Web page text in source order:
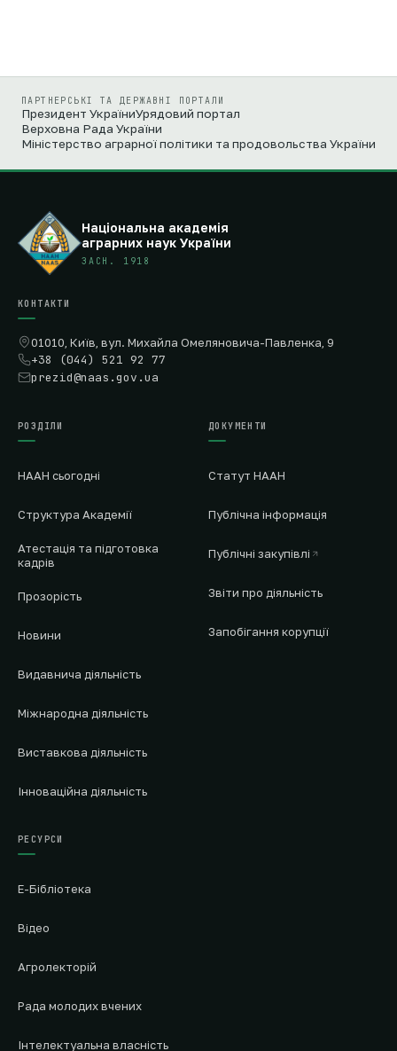
ПАРТНЕРСЬКІ ТА ДЕРЖАВНІ ПОРТАЛИ
Президент УкраїниУрядовий портал
Верховна Рада України
Міністерство аграрної політики та продовольства України
Національна академія
аграрних наук України
ЗАСН. 1918
КОНТАКТИ
01010, Київ, вул. Михайла Омеляновича-Павленка, 9
+38 (044) 521 92 77
prezid@naas.gov.ua
РОЗДІЛИ
НААН сьогодні
Структура Академії
Атестація та підготовка
кадрів
Прозорість
Новини
Видавнича діяльність
Міжнародна діяльність
Виставкова діяльність
Інноваційна діяльність
ДОКУМЕНТИ
Статут НААН
Публічна інформація
Публічні закупівлі
Звіти про діяльність
Запобігання корупції
РЕСУРСИ
Е-Бібліотека
Відео
Агролекторій
Рада молодих вчених
Інтелектуальна власність